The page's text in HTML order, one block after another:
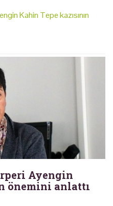
Kahin Tepe kazısının
Ayengin
önemini anlattı